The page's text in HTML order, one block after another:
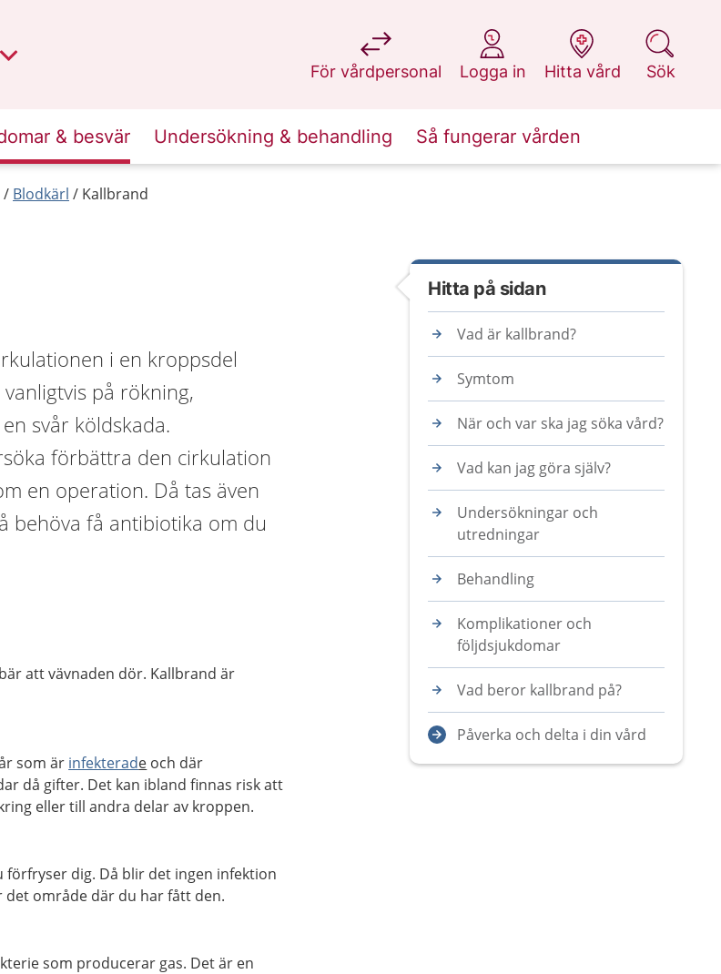
För vårdpersonal
på 1177.se
Logga in
på 1177.se
Hitta vård
på 1177.se
Sök
på 1177.se
& besvär Undersökning & behandling Så fungerar vården
Blodkärl Kallbrand
i en kroppsdel
på rökning,
svår köldskada.
förbättra den cirkulation
en operation. Då tas även
behöva få antibiotika om du
att vävnaden dör. Kallbrand är
som är infekterade och där
då gifter. Det kan ibland finnas risk att
eller till andra delar av kroppen.
dig. Då blir det ingen infektion
område där du har fått den.
som producerar gas. Det är en
Hitta på sidan
Vad är kallbrand?
Symtom
När och var ska jag söka vård?
Vad kan jag göra själv?
Undersökningar och
utredningar
Behandling
Komplikationer och
följdsjukdomar
Vad beror kallbrand på?
Påverka och delta i din vård